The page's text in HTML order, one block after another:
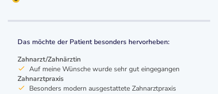
Das möchte der Patient besonders hervorheben:
Zahnarzt/Zahnärztin
Auf meine Wünsche wurde sehr gut eingegangen
Zahnarztpraxis
Besonders modern ausgestattete Zahnarztpraxis